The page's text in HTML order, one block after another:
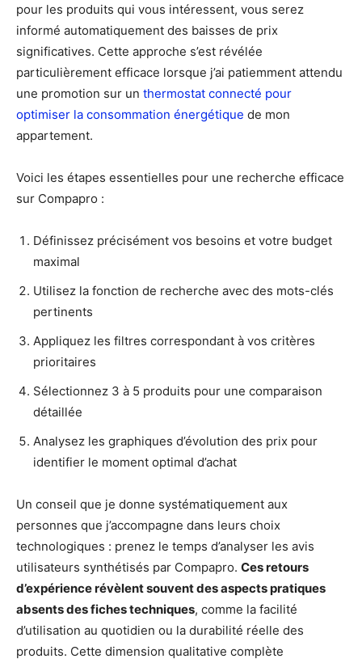
pour les produits qui vous intéressent, vous serez
informé automatiquement des baisses de prix
significatives. Cette approche s’est révélée
particulièrement efficace lorsque j’ai patiemment attendu
une promotion sur un thermostat connecté pour
optimiser la consommation énergétique de mon
appartement.
Voici les étapes essentielles pour une recherche efficace
sur Compapro :
Définissez précisément vos besoins et votre budget
maximal
Utilisez la fonction de recherche avec des mots-clés
pertinents
Appliquez les filtres correspondant à vos critères
prioritaires
Sélectionnez 3 à 5 produits pour une comparaison
détaillée
Analysez les graphiques d’évolution des prix pour
identifier le moment optimal d’achat
Un conseil que je donne systématiquement aux
personnes que j’accompagne dans leurs choix
technologiques : prenez le temps d’analyser les avis
utilisateurs synthétisés par Compapro. Ces retours
d’expérience révèlent souvent des aspects pratiques
absents des fiches techniques, comme la facilité
d’utilisation au quotidien ou la durabilité réelle des
produits. Cette dimension qualitative complète